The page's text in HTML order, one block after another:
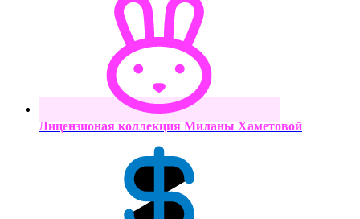
Лицензионая коллекция Миланы Хаметовой